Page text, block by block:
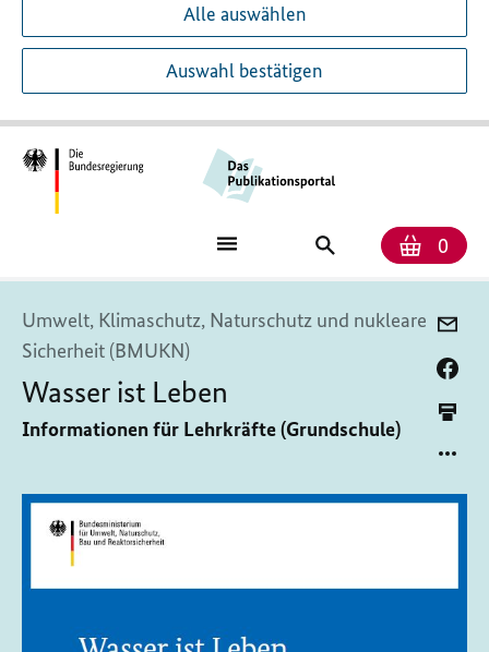
Alle auswählen
Auswahl bestätigen
0
Umwelt, Klimaschutz, Naturschutz und nukleare
Sicherheit (BMUKN)
Wasser ist Leben
Informationen für Lehrkräfte (Grundschule)